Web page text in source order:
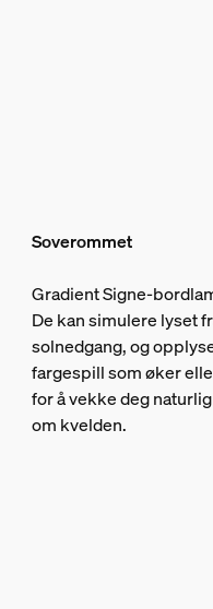
Soverommet
Gradient Signe-
De kan simulere lyset
solnedgang, og
fargespill som øker
for å vekke deg
om kvelden.